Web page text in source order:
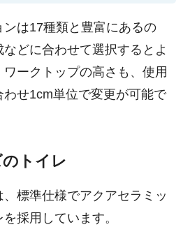
ンは17種類と豊富にあるの
どに合わせて選択するとよ
ークトップの高さも、使用
せ1cm単位で変更が可能で
トイレ
標準仕様でアクアセラミッ
採用しています。